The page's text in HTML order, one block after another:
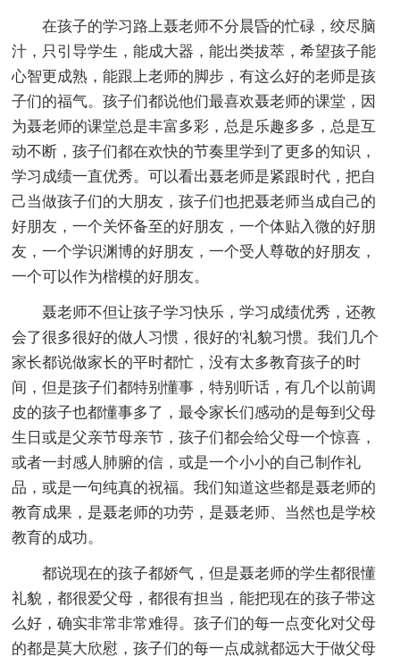
在孩子的学习路上聂老师不分晨昏的忙碌，绞尽脑
汁，只引导学生，能成大器，能出类拔萃，希望孩子能
心智更成熟，能跟上老师的脚步，有这么好的老师是孩
子们的福气。孩子们都说他们最喜欢聂老师的课堂，因
为聂老师的课堂总是丰富多彩，总是乐趣多多，总是互
动不断，孩子们都在欢快的节奏里学到了更多的知识，
学习成绩一直优秀。可以看出聂老师是紧跟时代，把自
己当做孩子们的大朋友，孩子们也把聂老师当成自己的
好朋友，一个关怀备至的好朋友，一个体贴入微的好朋
友，一个学识渊博的好朋友，一个受人尊敬的好朋友，
一个可以作为楷模的好朋友。
聂老师不但让孩子学习快乐，学习成绩优秀，还教
会了很多很好的做人习惯，很好的'礼貌习惯。我们几个
家长都说做家长的平时都忙，没有太多教育孩子的时
间，但是孩子们都特别懂事，特别听话，有几个以前调
皮的孩子也都懂事多了，最令家长们感动的是每到父母
生日或是父亲节母亲节，孩子们都会给父母一个惊喜，
或者一封感人肺腑的信，或是一个小小的自己制作礼
品，或是一句纯真的祝福。我们知道这些都是聂老师的
教育成果，是聂老师的功劳，是聂老师、当然也是学校
教育的成功。
都说现在的孩子都娇气，但是聂老师的学生都很懂
礼貌，都很爱父母，都很有担当，能把现在的孩子带这
么好，确实非常非常难得。孩子们的每一点变化对父母
的都是莫大欣慰，孩子们的每一点成就都远大于做父母